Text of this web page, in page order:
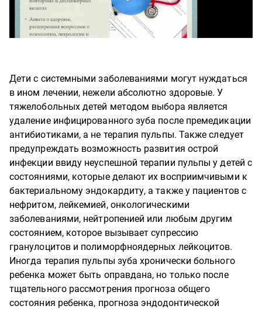
Дети с системными заболеваниями могут нуждаться
в ином лечении, нежели абсолютно здоровые. У
тяжелобольных детей методом выбора является
удаление инфицированного зуба после премедикации
антибиотиками, а не терапия пульпы. Также следует
предупреждать возможность развития острой
инфекции ввиду неуспешной терапии пульпы у детей с
состояниями, которые делают их восприимчивыми к
бактериальному эндокардиту, а также у пациентов с
нефритом, лейкемией, онкологическими
заболеваниями, нейтропенией или любым другим
состоянием, которое вызывает супрессию
гранулоцитов и полиморфноядерных лейкоцитов.
Иногда терапия пульпы зуба хронически больного
ребенка может быть оправдана, но только после
тщательного рассмотрения прогноза общего
состояния ребенка, прогноза эндодонтической